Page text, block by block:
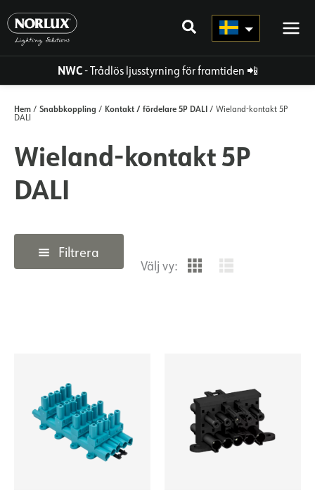
direkt
innehållet
NWC- Trådlös ljusstyrning för framtiden 📲
Hem / Snabbkoppling / Kontakt / fördelare 5P DALI / Wieland-kontakt 5P
DALI
Wieland-kontakt 5P
DALI
Filtrera
Välj vy: